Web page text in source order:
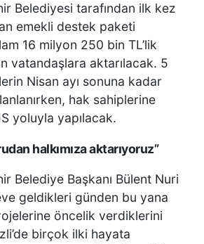
Belediyesi tarafından ilk kez
emekli destek paketi
16 milyon 250 bin TL’lik
vatandaşlara aktarılacak. 5
Nisan ayı sonuna kadar
hak sahiplerine
yoluyla yapılacak.
halkımıza aktarıyoruz”
Belediye Başkanı Bülent Nuri
geldikleri günden bu yana
öncelik verdiklerini
birçok ilki hayata